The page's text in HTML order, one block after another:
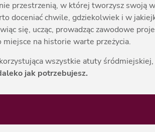
przestrzenią, w której tworzysz swoją
doceniać chwile, gdziekolwiek i w
się, ucząc, prowadząc zawodowe
miejsce na historie warte przeżycia.
wszystkie atuty
jak potrzebujesz.